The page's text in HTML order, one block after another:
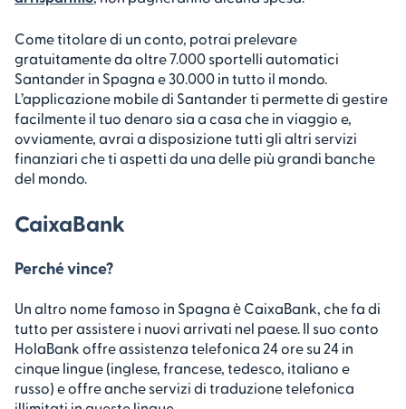
Come titolare di un conto, potrai prelevare
gratuitamente da oltre 7.000 sportelli automatici
Santander in Spagna e 30.000 in tutto il mondo.
L’applicazione mobile di Santander ti permette di gestire
facilmente il tuo denaro sia a casa che in viaggio e,
ovviamente, avrai a disposizione tutti gli altri servizi
finanziari che ti aspetti da una delle più grandi banche
del mondo.
CaixaBank
Perché vince?
Un altro nome famoso in Spagna è CaixaBank, che fa di
tutto per assistere i nuovi arrivati nel paese. Il suo conto
HolaBank offre assistenza telefonica 24 ore su 24 in
cinque lingue (inglese, francese, tedesco, italiano e
russo) e offre anche servizi di traduzione telefonica